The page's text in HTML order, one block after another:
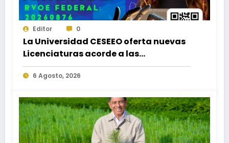
Editor 0
La Universidad CESEEO oferta nuevas
Licenciaturas acorde a las
necesidades educativas de los
egresados de escuelas del nivel medio
6 Agosto, 2026